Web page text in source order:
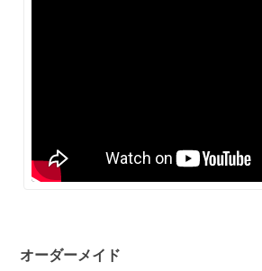
オーダーメイド